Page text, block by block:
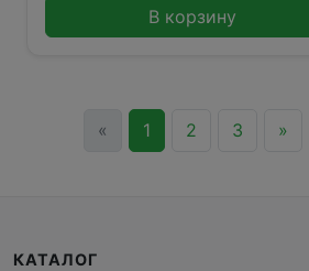
В корзину
« 1 2 3 »
КАТАЛОГ